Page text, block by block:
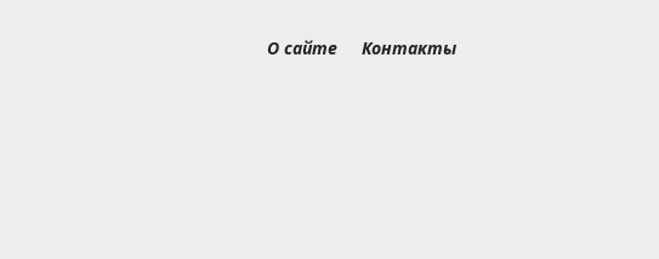
О сайте Контакты